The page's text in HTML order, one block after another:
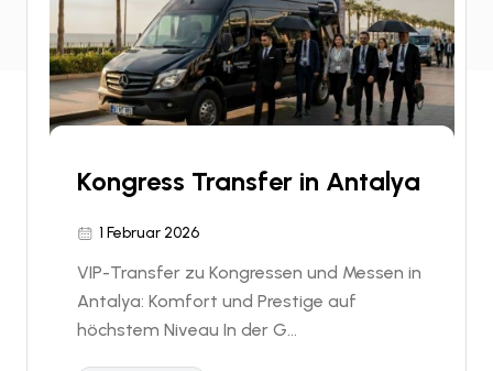
Kongress Transfer in Antalya
1 Februar 2026
VIP-Transfer zu Kongressen und Messen in
Antalya: Komfort und Prestige auf
höchstem Niveau In der G...